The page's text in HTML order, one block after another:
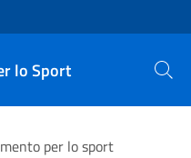
lo Sport Cerca
per lo sport